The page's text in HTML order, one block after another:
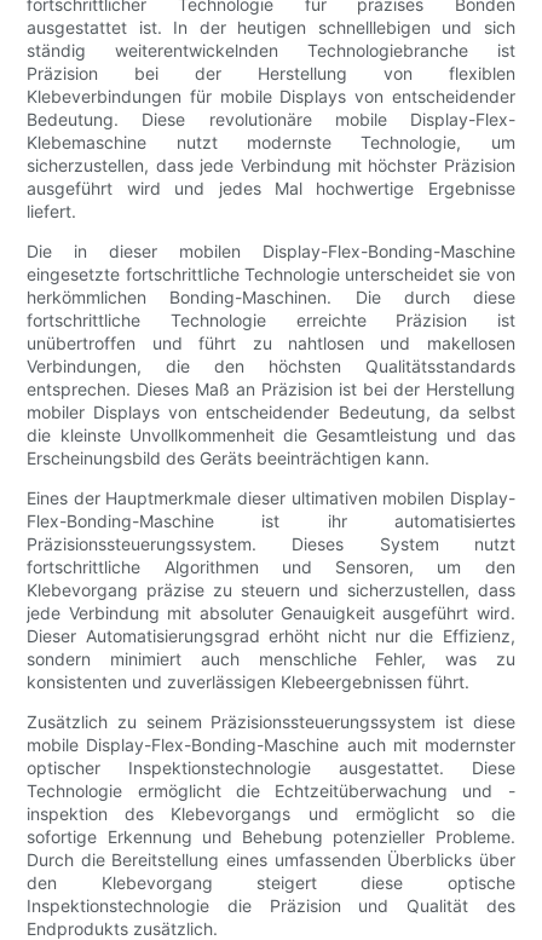
ausgestattet ist. In der heutigen schnelllebigen und sich
ständig weiterentwickelnden Technologiebranche ist
Präzision bei der Herstellung von flexiblen
Klebeverbindungen für mobile Displays von entscheidender
Bedeutung. Diese revolutionäre mobile Display-Flex-
Klebemaschine nutzt modernste Technologie, um
sicherzustellen, dass jede Verbindung mit höchster Präzision
ausgeführt wird und jedes Mal hochwertige Ergebnisse
liefert.
Die in dieser mobilen Display-Flex-Bonding-Maschine
eingesetzte fortschrittliche Technologie unterscheidet sie von
herkömmlichen Bonding-Maschinen. Die durch diese
fortschrittliche Technologie erreichte Präzision ist
unübertroffen und führt zu nahtlosen und makellosen
Verbindungen, die den höchsten Qualitätsstandards
entsprechen. Dieses Maß an Präzision ist bei der Herstellung
mobiler Displays von entscheidender Bedeutung, da selbst
die kleinste Unvollkommenheit die Gesamtleistung und das
Erscheinungsbild des Geräts beeinträchtigen kann.
Eines der Hauptmerkmale dieser ultimativen mobilen Display-
Flex-Bonding-Maschine ist ihr automatisiertes
Präzisionssteuerungssystem. Dieses System nutzt
fortschrittliche Algorithmen und Sensoren, um den
Klebevorgang präzise zu steuern und sicherzustellen, dass
jede Verbindung mit absoluter Genauigkeit ausgeführt wird.
Dieser Automatisierungsgrad erhöht nicht nur die Effizienz,
sondern minimiert auch menschliche Fehler, was zu
konsistenten und zuverlässigen Klebeergebnissen führt.
Zusätzlich zu seinem Präzisionssteuerungssystem ist diese
mobile Display-Flex-Bonding-Maschine auch mit modernster
optischer Inspektionstechnologie ausgestattet. Diese
Technologie ermöglicht die Echtzeitüberwachung und -
inspektion des Klebevorgangs und ermöglicht so die
sofortige Erkennung und Behebung potenzieller Probleme.
Durch die Bereitstellung eines umfassenden Überblicks über
den Klebevorgang steigert diese optische
Inspektionstechnologie die Präzision und Qualität des
Endprodukts zusätzlich.